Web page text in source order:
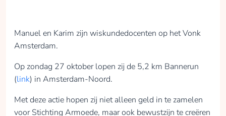
Manuel en Karim zijn wiskundedocenten op het Vonk
Amsterdam.
Op zondag 27 oktober lopen zij de 5,2 km Bannerun
(link) in Amsterdam-Noord.
Met deze actie hopen zij niet alleen geld in te zamelen
voor Stichting Armoede, maar ook bewustzijn te creëren